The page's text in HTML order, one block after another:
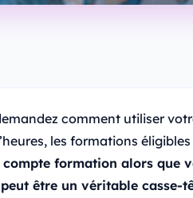
comment utiliser
les formations éligibles
formation alors que
être un véritable casse-